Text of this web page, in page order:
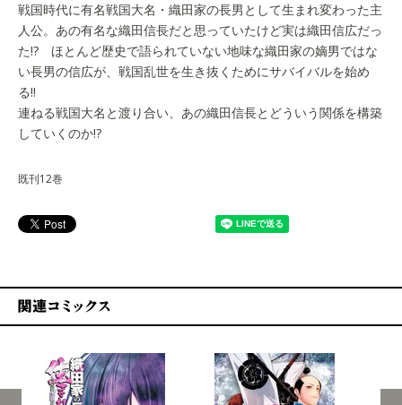
戦国時代に有名戦国大名・織田家の長男として生まれ変わった主
人公。あの有名な織田信長だと思っていたけど実は織田信広だっ
た!? ほとんど歴史で語られていない地味な織田家の嫡男ではな
い長男の信広が、戦国乱世を生き抜くためにサバイバルを始め
る!!
連ねる戦国大名と渡り合い、あの織田信長とどういう関係を構築
していくのか!?
既刊12巻